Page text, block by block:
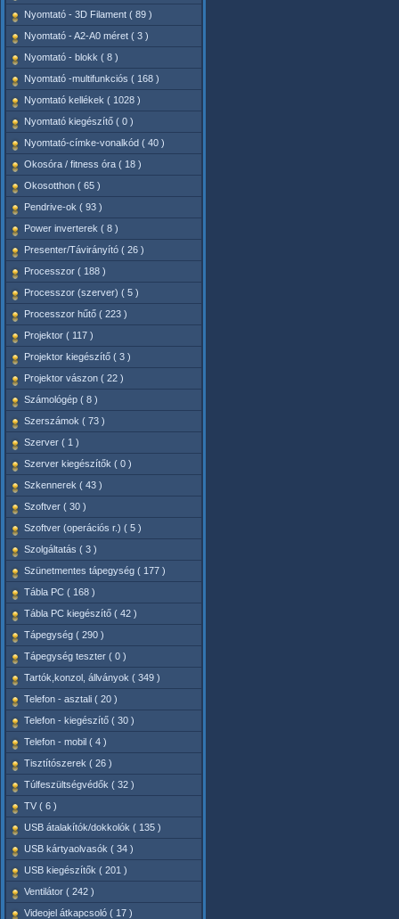
Nyomtató - 3D Filament ( 89 )
Nyomtató - A2-A0 méret ( 3 )
Nyomtató - blokk ( 8 )
Nyomtató -multifunkciós ( 168 )
Nyomtató kellékek ( 1028 )
Nyomtató kiegészítő ( 0 )
Nyomtató-címke-vonalkód ( 40 )
Okosóra / fitness óra ( 18 )
Okosotthon ( 65 )
Pendrive-ok ( 93 )
Power inverterek ( 8 )
Presenter/Távirányító ( 26 )
Processzor ( 188 )
Processzor (szerver) ( 5 )
Processzor hűtő ( 223 )
Projektor ( 117 )
Projektor kiegészítő ( 3 )
Projektor vászon ( 22 )
Számológép ( 8 )
Szerszámok ( 73 )
Szerver ( 1 )
Szerver kiegészítők ( 0 )
Szkennerek ( 43 )
Szoftver ( 30 )
Szoftver (operációs r.) ( 5 )
Szolgáltatás ( 3 )
Szünetmentes tápegység ( 177 )
Tábla PC ( 168 )
Tábla PC kiegészítő ( 42 )
Tápegység ( 290 )
Tápegység teszter ( 0 )
Tartók,konzol, állványok ( 349 )
Telefon - asztali ( 20 )
Telefon - kiegészítő ( 30 )
Telefon - mobil ( 4 )
Tisztítószerek ( 26 )
Túlfeszültségvédők ( 32 )
TV ( 6 )
USB átalakítók/dokkolók ( 135 )
USB kártyaolvasók ( 34 )
USB kiegészítők ( 201 )
Ventilátor ( 242 )
Videojel átkapcsoló ( 17 )